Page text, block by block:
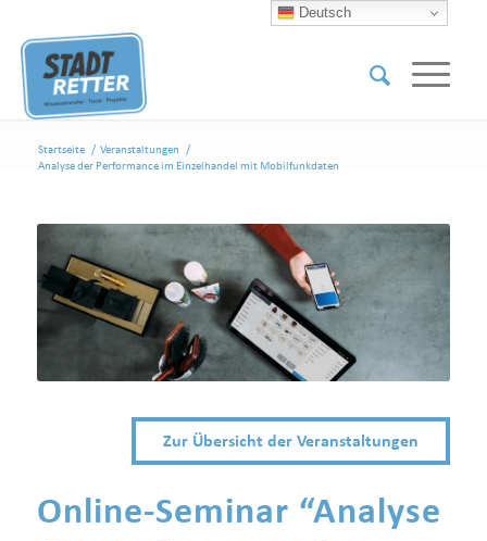
Startseite / Veranstaltungen
/
Analyse der Performance im Einzelhandel mit Mobilfunkdaten
Zur Übersicht der Veranstaltungen
Online-Seminar “Analyse
Deutsch